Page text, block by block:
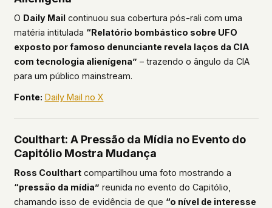
O Daily Mailcontinuou sua cobertura pós-rali com uma
matéria intitulada “Relatório bombástico sobre UFO
exposto por famoso denunciante revela laços da CIA
com tecnologia alienígena” – trazendo o ângulo da CIA
para um público mainstream.
Fonte: Daily Mail no X
Coulthart: A Pressão da Mídia no Evento do
Capitólio Mostra Mudança
Ross Coulthartcompartilhou uma foto mostrando a
“pressão da mídia” reunida no evento do Capitólio,
chamando isso de evidência de que “o nível de interesse